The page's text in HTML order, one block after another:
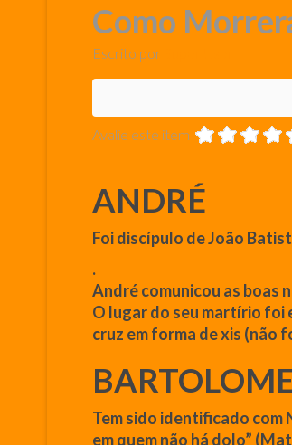
Como
Escrito por
Avalie este item
ANDRÉ
Foi discípulo deJoão
.
André comunicou as boas
O lugar do seu martírio foi
cruz em forma de xis (não
Tem sido identificado com
em quem não há dolo” (